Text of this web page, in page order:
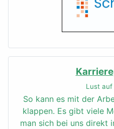
Lust auf
So kann es mit der
klappen. Es gibt viele
man sich bei uns direkt